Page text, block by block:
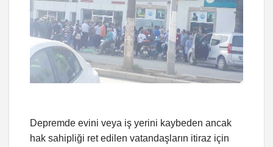
Depremde evini veya iş yerini kaybeden ancak
hak sahipliği ret edilen vatandaşların itiraz için